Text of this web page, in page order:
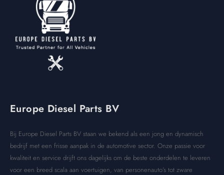
Europe Diesel Parts BV
Bij Europe Diesel Parts BV staan we bekend als een jong en dynamisch
bedrijf met een frisse aanpak in de automotive sector. Onze passie voor
kwaliteit en service drijft ons dagelijks om de beste onderdelen te leveren
voor een breed scala aan voertuigen, van personenauto’s tot zware